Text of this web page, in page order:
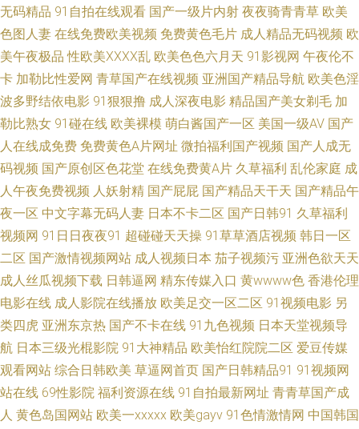
成人精品 午夜爽爽国产精品免费 91情网 欧美韩日色 肏福利社 黄色APP瑟瑟
一 95国产高清自拍 九九丝袜亚日上心九九 日韩欧美性插 深爱开心激情日日
撸 91麻豆蜜桃 先锋影音一本道 91九色蚪窝人妻 欧美色女人导航 先锋影音人
妻AV 91人人超碰欧美 www欧没美 户外肏屄视频 欧美人成电影在线一区 91
看淫黄大片 超碰97在线观看99 九九精在线 日韩人妻tst 夜趣91福利社 91秀
色影院 国产AV资源站 麻豆九一天美 日韩有骂码中文字幕 91老熟妇 草逼网站
久久激情一区 色97人妻露脸在线 91密臀 豆花吃瓜成人 久久艹一本 日韩美女
网站 一区二区熟女欧美 91资源在线观看视频 久久99性爱 日韩精品三级AV
亚洲网站黄 91麻豆蜜桃 国产40页 欧美熟女二区 不卡影院老女人 玖玖re+精
无码精品 91自拍在线观看 国产一级片内射 夜夜骑青青草 欧美
色图人妻 在线免费欧美视频 免费黄色毛片 成人精品无码视频 欧
美午夜极品 性欧美ⅩⅩⅩⅩ乱 欧美色色六月天 91影视网 午夜伦不
卡 加勒比性爱网 青草国产在线视频 亚洲国产精品导航 欧美色淫
波多野结依电影 91狠狠撸 成人深夜电影 精品国产美女剃毛 加
勒比熟女 91碰在线 欧美裸模 萌白酱国产一区 美国一级AV 国产
人在线成免费 免费黄色A片网址 微拍福利国产视频 国产人成无
码视频 国产原创区色花堂 在线免费黄A片 久草福利 乱伦家庭 成
人午夜免费视频 人妖射精 国产屁屁 国产精品天干天 国产精品午
夜一区 中文字幕无码人妻 日本不卡二区 国产日韩91 久草福利
视频网 91日日夜夜91 超碰碰天天操 91草草酒店视频 韩日一区
二区 国产激情视频网站 成人视频日本 茄子视频污 亚洲色欲天天
成人丝瓜视频下载 日韩逼网 精东传媒入口 黄wwww色 香港伦理
电影在线 成人影院在线播放 欧美足交一区二区 91视频电影 另
类四虎 亚洲东京热 国产不卡在线 91九色视频 日本天堂视频导
航 日本三级光棍影院 91大神精品 欧美怡红院院二区 爱豆传媒
观看网站 综合日韩欧美 草逼网首页 国产日韩精品91 91视频网
站在线 69性影院 福利资源在线 91自拍最新网址 青青草国产成
人 黄色岛国网站 欧美一xxxxx 欧美gayv 91色情激情网 中国韩国